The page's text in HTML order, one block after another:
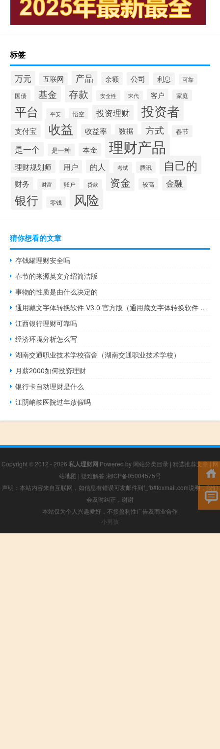
标签
万元 互联网 产品 余额 公司 利息 可靠
国债 基金 存款 安全性 宋代 客户 家庭
平台 平安 悟空 投资理财 投资者
支付宝 收益 收益率 数据 方式 春节
是一个 是一种 本金 理财产品
理财规划师 用户 的人 考试 腾讯 自己的
财务 财富 账户 贷款 资金 较高 金融
银行 零钱 风险
猜你想看的文章
存钱罐理财安全吗
春节的来源英文介绍简洁版
事物的性质是由什么决定的
通用藏文字体转换软件 V3.0 官方版（通用藏文字体转换软件 V3.0 官方版功能简介）
江西银行理财可靠吗
经济环境分析怎么写
湖南交通职业技术学校宿舍（湖南交通职业技术学校）
月薪2000如何投资理财
银行卡自动理财是什么
江阴峭岐医院过年放假吗
Copyright © 2012 - 2026 私人理财网 Powered by 网站分类目录 | 精选推荐文章|网
站地图 | 疑难解答 湘ICP备05004575号
声明：本站内容来自互联网，如信息有错误可发邮件到f_fb#foxmail.com说明，我们
会及时纠正，谢谢
本站仅为个人兴趣爱好，不接盈利性广告及商业合作
小男孩